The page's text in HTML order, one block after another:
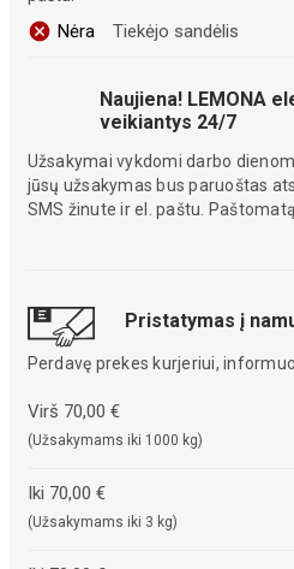
Nėra Tiekėjo sandėlis
Naujiena! LEMONA
veikiantys 24/7
Užsakymai vykdomi darbo
jūsų užsakymas bus paruoštas
SMS žinute ir el. paštu.
Pristatymas į
Perdavę prekes kurjeriui,
Virš 70,00 €
(Užsakymams iki 1000 kg)
Iki 70,00 €
(Užsakymams iki 3 kg)